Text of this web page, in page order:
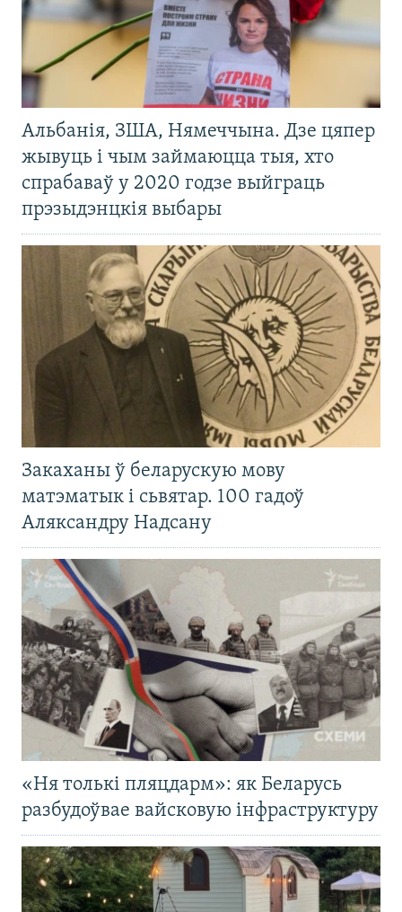
Альбанія, ЗША, Нямеччына. Дзе цяпер
жывуць і чым займаюцца тыя, хто
спрабаваў у 2020 годзе выйграць
прэзыдэнцкія выбары
Закаханы ў беларускую мову
матэматык і сьвятар. 100 гадоў
Аляксандру Надсану
«Ня толькі пляцдарм»: як Беларусь
разбудоўвае вайсковую інфраструктуру